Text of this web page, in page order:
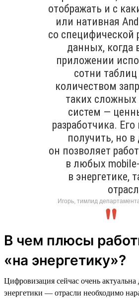
отображать и с
или нативная
со специфической
данных, когда
приложении
сотни
количеством
таких
систем —
разработчика.
получить, но
он позволяет
в любых
в энергетике,
Игорь, тимлид
В чем плюсы
«на энергетику»?
Цифровизация сейчас очень актуальна
энергетики — отрасли необходимо